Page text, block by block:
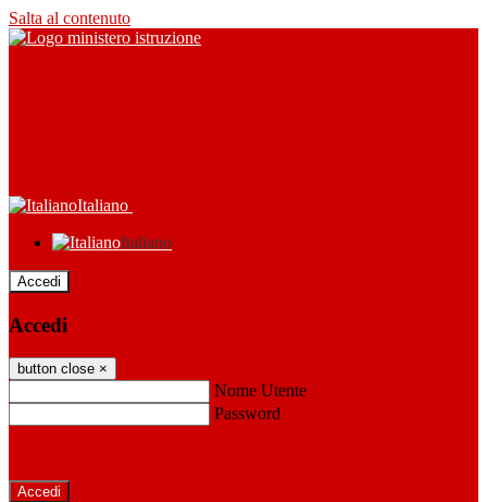
Salta al contenuto
Italiano
Italiano
Accedi
Accedi
button close ×
Nome Utente
Password